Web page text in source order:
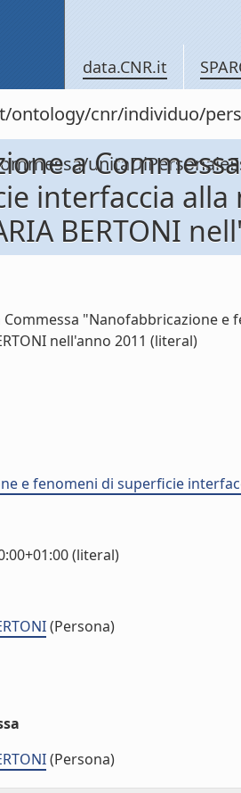
data.CNR.it
ontology/cnr/individuo/
a
interfaccia alla
BERTONI
"Nanofabbricazione e
nell'anno 2011 (literal)
e fenomeni di superficie
(literal)
(Persona)
(Persona)